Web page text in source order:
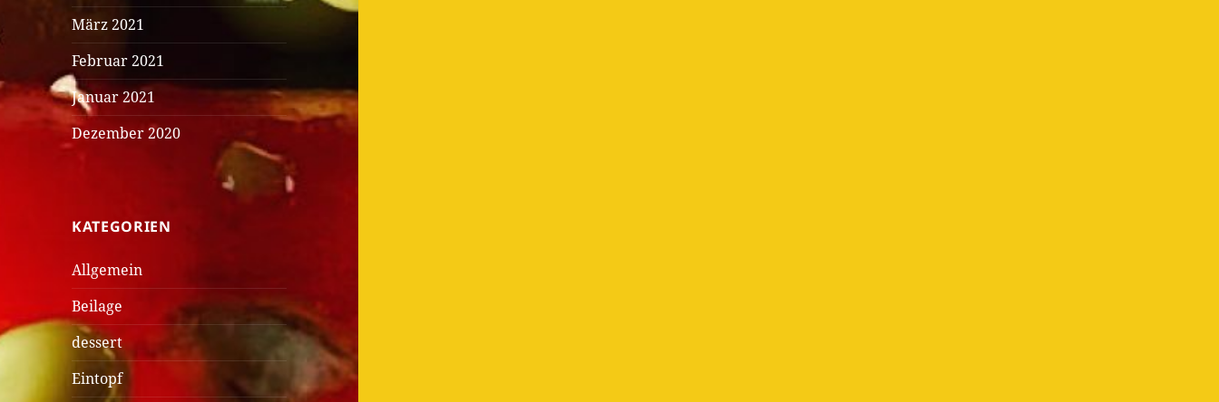
März 2021
Februar 2021
Januar 2021
Dezember 2020
KATEGORIEN
Allgemein
Beilage
dessert
Eintopf